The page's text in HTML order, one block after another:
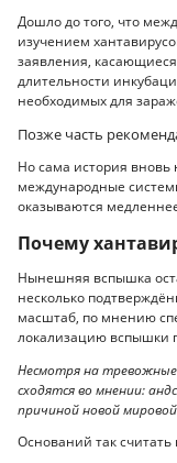
Дошло до того, что
изучением
заявления,
длительности
необходимых для
Позже часть
Но сама история
международные
оказываются
Почему
Нынешняя вспышка
несколько
масштаб, по мнению
локализацию вспышки
Несмотря на тревожные
сходятся во мнении:
причиной новой
Оснований так считать